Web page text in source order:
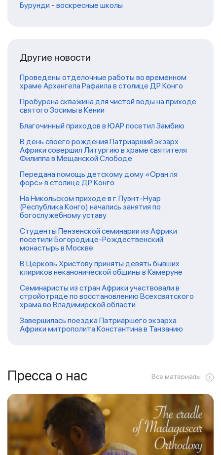
Бурунди - воскресные школы
Другие новости
Проведены отделочные работы во временном
храме Архангела Рафаила в столице ДР Конго
Пробурена скважина для чистой воды на приходе
святого Зосимы в Кении
Благочинный приходов в ЮАР посетил Замбию
В день своего рождения Патриарший экзарх
Африки совершил Литургию в храме святителя
Филиппа в Мещанской Слободе
Передана помощь детскому дому «Оран ля
форс» в столице ДР Конго
На Никольском приходе в г. Пуэнт-Нуар
(Республика Конго) начались занятия по
богослужебному уставу
Студенты Пензенской семинарии из Африки
посетили Богородице-Рождественский
монастырь в Москве
В Церковь Христову приняты девять бывших
клириков неканонической общины в Камеруне
Семинаристы из стран Африки участвовали в
стройотряде по восстановлению Всехсвятского
храма во Владимирской области
Завершилась поездка Патриаршего экзарха
Африки митрополита Константина в Танзанию
Пресса о нас Все материалы